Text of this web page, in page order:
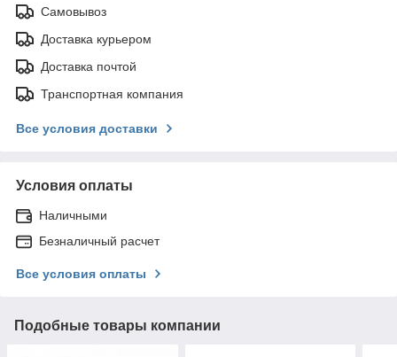
Самовывоз
Доставка курьером
Доставка почтой
Транспортная компания
Все условия доставки
Условия оплаты
Наличными
Безналичный расчет
Все условия оплаты
Подобные товары компании